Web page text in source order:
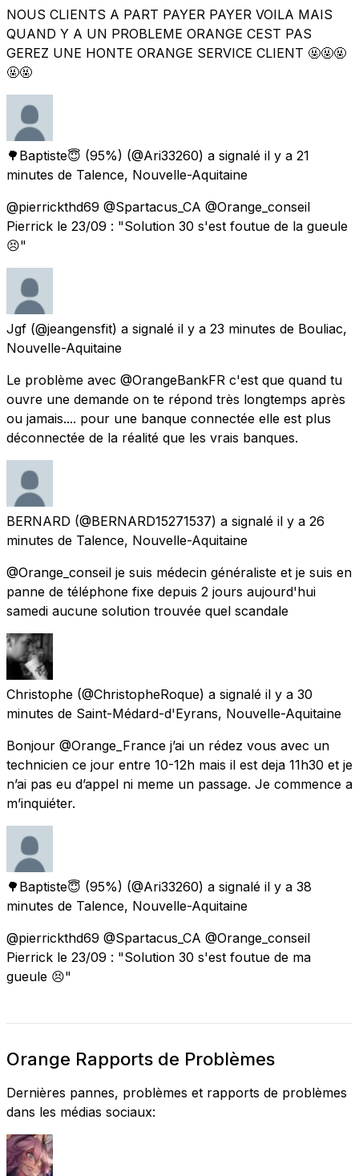
NOUS CLIENTS A PART PAYER PAYER VOILA MAIS
QUAND Y A UN PROBLEME ORANGE CEST PAS
GEREZ UNE HONTE ORANGE SERVICE CLIENT 🤬🤬🤬
🤬🤬
🌳Baptiste😇 (95%) (@Ari33260) a signalé il y a 21
minutes de Talence, Nouvelle-Aquitaine
@pierrickthd69 @Spartacus_CA @Orange_conseil
Pierrick le 23/09 : "Solution 30 s'est foutue de la gueule
😣"
Jgf (@jeangensfit) a signalé il y a 23 minutes de Bouliac,
Nouvelle-Aquitaine
Le problème avec @OrangeBankFR c'est que quand tu
ouvre une demande on te répond très longtemps après
ou jamais.... pour une banque connectée elle est plus
déconnectée de la réalité que les vrais banques.
BERNARD (@BERNARD15271537) a signalé il y a 26
minutes de Talence, Nouvelle-Aquitaine
@Orange_conseil je suis médecin généraliste et je suis en
panne de téléphone fixe depuis 2 jours aujourd'hui
samedi aucune solution trouvée quel scandale
Christophe (@ChristopheRoque) a signalé il y a 30
minutes de Saint-Médard-d'Eyrans, Nouvelle-Aquitaine
Bonjour @Orange_France j’ai un rédez vous avec un
technicien ce jour entre 10-12h mais il est deja 11h30 et je
n’ai pas eu d’appel ni meme un passage. Je commence a
m’inquiéter.
🌳Baptiste😇 (95%) (@Ari33260) a signalé il y a 38
minutes de Talence, Nouvelle-Aquitaine
@pierrickthd69 @Spartacus_CA @Orange_conseil
Pierrick le 23/09 : "Solution 30 s'est foutue de ma
gueule 😣"
Orange Rapports de Problèmes
Dernières pannes, problèmes et rapports de problèmes
dans les médias sociaux: